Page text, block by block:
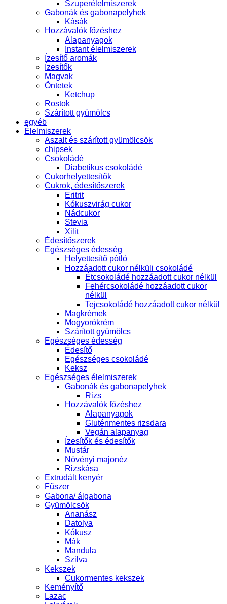
Szuperélelmiszerek
Gabonák és gabonapelyhek
Kásák
Hozzávalók főzéshez
Alapanyagok
Instant élelmiszerek
Ízesítő aromák
Ízesítők
Magvak
Öntetek
Ketchup
Rostok
Szárított gyümölcs
egyéb
Élelmiszerek
Aszalt és szárított gyümölcsök
chipsek
Csokoládé
Diabetikus csokoládé
Cukorhelyettesítők
Cukrok, édesítőszerek
Eritrit
Kókuszvirág cukor
Nádcukor
Stevia
Xilit
Édesítőszerek
Egészséges édesség
Helyettesítő pótló
Hozzáadott cukor nélküli csokoládé
Étcsokoládé hozzáadott cukor nélkül
Fehércsokoládé hozzáadott cukor
nélkül
Tejcsokoládé hozzáadott cukor nélkül
Magkrémek
Mogyorókrém
Szárított gyümölcs
Egészséges édesség
Édesítő
Egészséges csokoládé
Keksz
Egészséges élelmiszerek
Gabonák és gabonapelyhek
Rizs
Hozzávalók főzéshez
Alapanyagok
Gluténmentes rizsdara
Vegán alapanyag
Ízesítők és édesítők
Mustár
Növényi majonéz
Rizskása
Extrudált kenyér
Fűszer
Gabona/ álgabona
Gyümölcsök
Ananász
Datolya
Kókusz
Mák
Mandula
Szilva
Kekszek
Cukormentes kekszek
Keményítő
Lazac